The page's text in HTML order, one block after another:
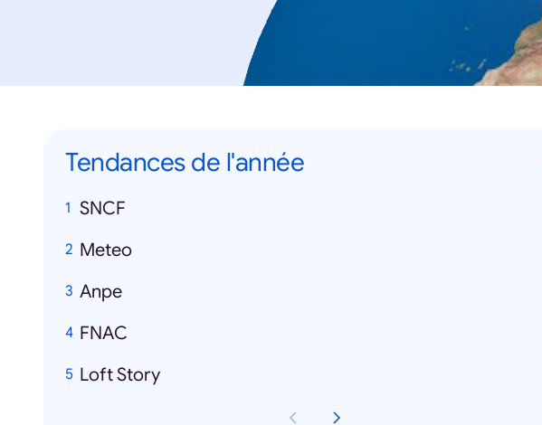
Tendances de l'année
SNCF
Meteo
Anpe
FNAC
Loft Story